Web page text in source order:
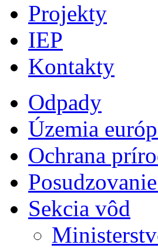
Projekty
IEP
Kontakty
Odpady
Územia
Ochrana
Sekcia vôd